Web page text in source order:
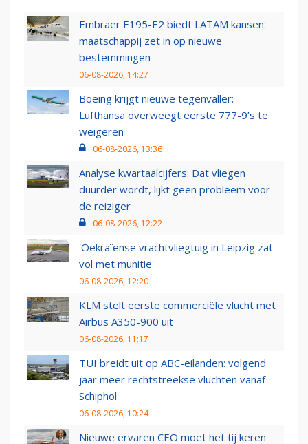
Embraer E195-E2 biedt LATAM kansen:
maatschappij zet in op nieuwe
bestemmingen
06-08-2026, 14:27
Boeing krijgt nieuwe tegenvaller:
Lufthansa overweegt eerste 777-9’s te
weigeren
06-08-2026, 13:36
Analyse kwartaalcijfers: Dat vliegen
duurder wordt, lijkt geen probleem voor
de reiziger
06-08-2026, 12:22
'Oekraïense vrachtvliegtuig in Leipzig zat
vol met munitie'
06-08-2026, 12:20
KLM stelt eerste commerciële vlucht met
Airbus A350-900 uit
06-08-2026, 11:17
TUI breidt uit op ABC-eilanden: volgend
jaar meer rechtstreekse vluchten vanaf
Schiphol
06-08-2026, 10:24
Nieuwe ervaren CEO moet het tij keren